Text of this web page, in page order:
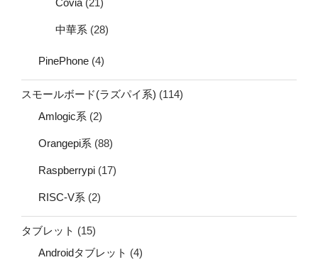
中華系 (28)
PinePhone (4)
スモールボード(ラズパイ系) (114)
Amlogic系 (2)
Orangepi系 (88)
Raspberrypi (17)
RISC-V系 (2)
タブレット (15)
Androidタブレット (4)